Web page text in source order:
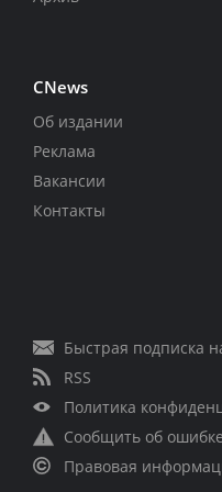
CNews
Об издании
Реклама
Вакансии
Контакты
Быстрая подписка
RSS
Политика
Сообщить об ошибке
Правовая